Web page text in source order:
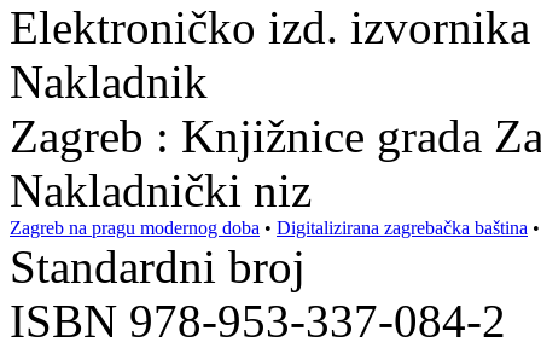
Elektroničko izd.
Nakladnik
Zagreb : Knjižnice grada
Nakladnički niz
Zagreb na pragu modernog doba • Digitalizirana zagrebačka baština
Standardni broj
ISBN 978-953-337-084-2